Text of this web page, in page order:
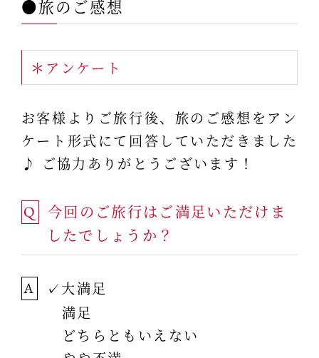
●旅のご感想
＊アンケート
お客様よりご旅行後、旅のご感想をアン
ケート形式にて回答していただきました
♪ ご協力ありがとうございます！
Q
今回のご旅行はご満足いただけま
したでしょうか？
A
✓大満足
満足
どちらともいえない